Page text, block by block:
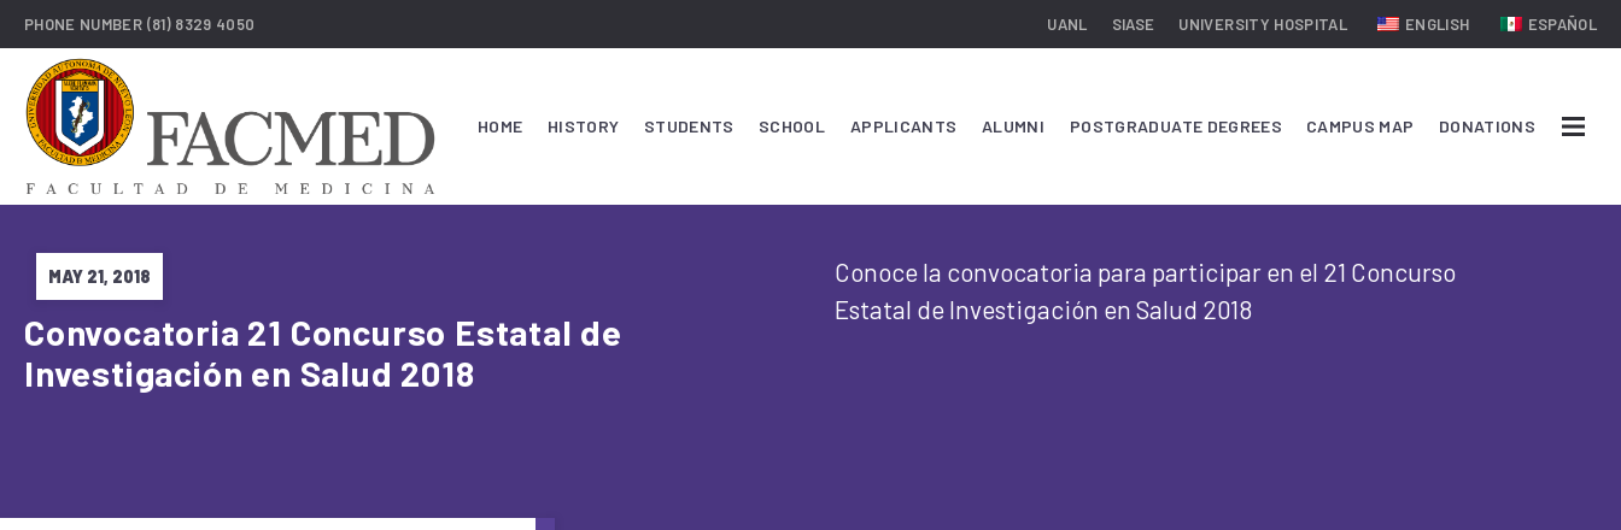
PHONE NUMBER (81) 8329 4050 UANL SIASE UNIVERSITY HOSPITAL ENGLISH ESPAÑOL
HOME HISTORY STUDENTS SCHOOL APPLICANTS ALUMNI POSTGRADUATE DEGREES CAMPUS MAP DONATIONS
MAY 21, 2018
Convocatoria 21 Concurso Estatal de
Investigación en Salud 2018
Conoce la convocatoria para participar en el 21 Concurso
Estatal de Investigación en Salud 2018